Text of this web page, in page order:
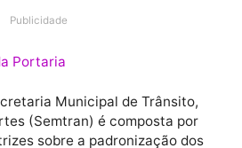
e podem gerar penalidades,
Publicidade